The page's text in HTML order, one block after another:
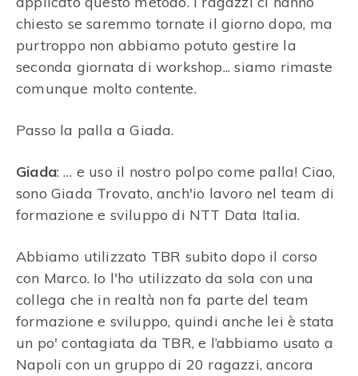
chiesto se saremmo tornate il giorno dopo, ma
purtroppo non abbiamo potuto gestire la
seconda giornata di workshop... siamo rimaste
comunque molto contente.
Passo la palla a Giada.
Giada: … e uso il nostro polpo come palla! Ciao,
sono Giada Trovato, anch'io lavoro nel team di
formazione e sviluppo di NTT Data Italia.
Abbiamo utilizzato TBR subito dopo il corso
con Marco. Io l'ho utilizzato da sola con una
collega che in realtà non fa parte del team
formazione e sviluppo, quindi anche lei è stata
un po' contagiata da TBR, e l’abbiamo usato a
Napoli con un gruppo di 20 ragazzi, ancora